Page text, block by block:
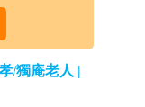
/獨庵老人 |